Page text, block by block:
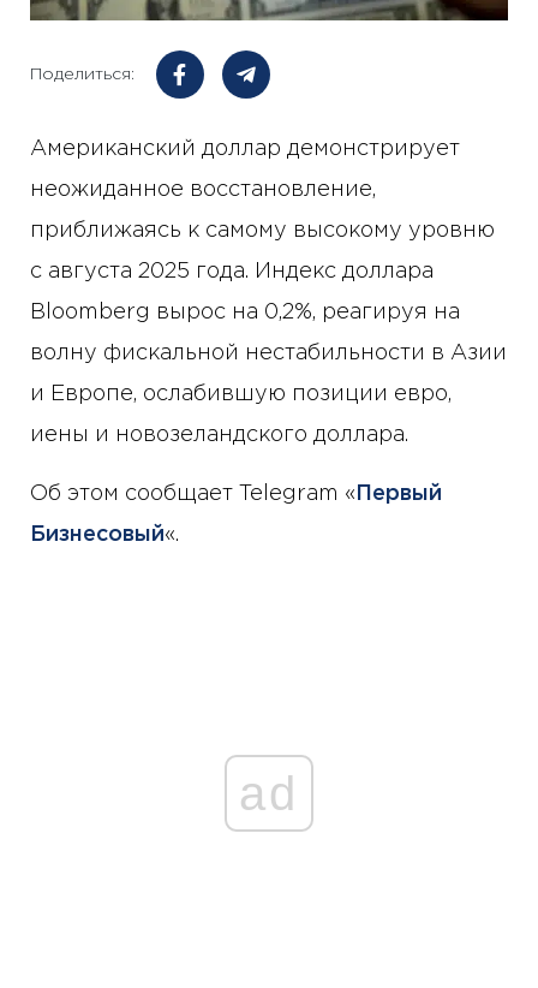
Поделиться:
Американский доллар демонстрирует
неожиданное восстановление,
приближаясь к самому высокому уровню
с августа 2025 года. Индекс доллара
Bloomberg вырос на 0,2%, реагируя на
волну фискальной нестабильности в Азии
и Европе, ослабившую позиции евро,
иены и новозеландского доллара.
Об этом сообщает Telegram « Первый
Бизнесовый«.
ad